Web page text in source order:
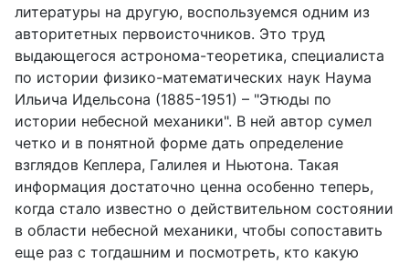
литературы на другую, воспользуемся одним из
авторитетных первоисточников. Это труд
выдающегося астронома-теоретика, специалиста
по истории физико-математических наук Наума
Ильича Идельсона (1885-1951) – "Этюды по
истории небесной механики". В ней автор сумел
четко и в понятной форме дать определение
взглядов Кеплера, Галилея и Ньютона. Такая
информация достаточно ценна особенно теперь,
когда стало известно о действительном состоянии
в области небесной механики, чтобы сопоставить
еще раз с тогдашним и посмотреть, кто какую